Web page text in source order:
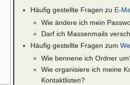
Häufig gestellte Fragen zu E-
Wie ändere ich mein
Darf ich Massenmails
Häufig gestellte Fragen zum
Wie bennene ich Ordner
Wie organisiere ich meine
Kontaktlisten?